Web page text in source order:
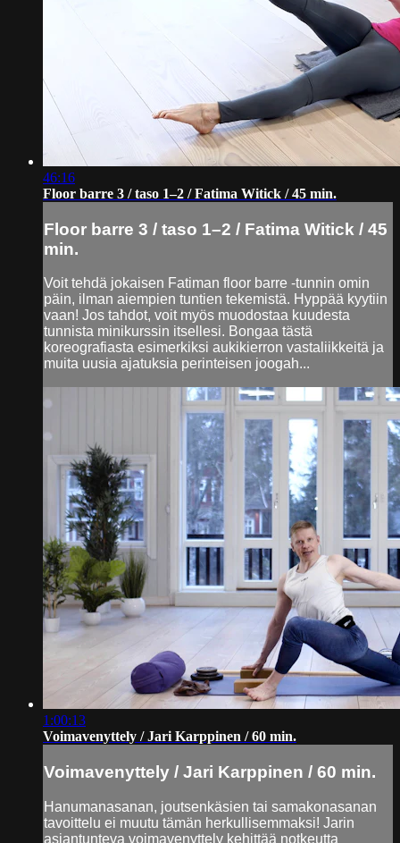
46:16
Floor barre 3 / taso 1–2 / Fatima Witick / 45 min.
Floor barre 3 / taso 1–2 / Fatima Witick / 45
min.
Voit tehdä jokaisen Fatiman floor barre -tunnin omin
päin, ilman aiempien tuntien tekemistä. Hyppää kyytiin
vaan! Jos tahdot, voit myös muodostaa kuudesta
tunnista minikurssin itsellesi. Bongaa tästä
koreografiasta esimerkiksi aukikierron vastaliikkeitä ja
muita uusia ajatuksia perinteisen joogah...
1:00:13
Voimavenyttely / Jari Karppinen / 60 min.
Voimavenyttely / Jari Karppinen / 60 min.
Hanumanasanan, joutsenkäsien tai samakonasanan
tavoittelu ei muutu tämän herkullisemmaksi! Jarin
asiantunteva voimavenyttely kehittää notkeutta